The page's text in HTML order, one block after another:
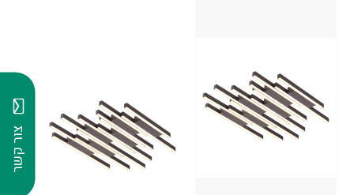
צור קשר